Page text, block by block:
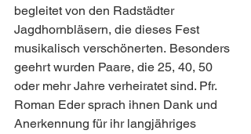
begleitet von den Radstädter
Jagdhornbläsern, die dieses Fest
musikalisch verschönerten. Besonders
geehrt wurden Paare, die 25, 40, 50
oder mehr Jahre verheiratet sind. Pfr.
Roman Eder sprach ihnen Dank und
Anerkennung für ihr langjähriges